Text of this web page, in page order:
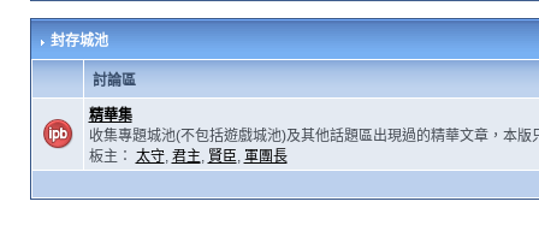
封存城池
討論區
精華集
收集專題城池(不包括遊戲城池)及其他話題區出現過的精華文章，本版
板主： 太守, 君主, 賢臣, 軍團長